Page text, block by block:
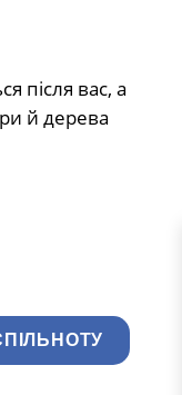
після вас, а
й дерева